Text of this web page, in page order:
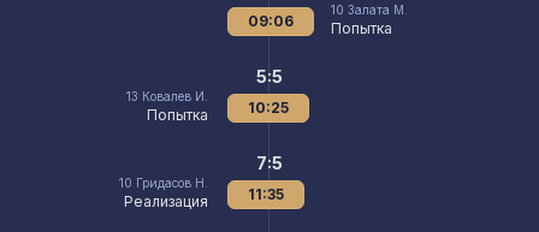
10 Залата М.
Попытка
09:06
13 Ковалев И.
Попытка
5:5
10:25
10 Гридасов Н.
Реализация
7:5
11:35